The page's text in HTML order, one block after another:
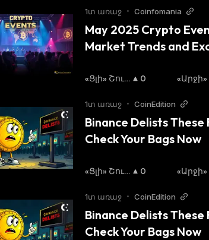
1տ առաջ • Coinfomania
May 2025 Crypto
Market Trends and
«Ցլի» Շուկ
0
1տ առաջ • CoinEdition
Binance Delists These
Check Your Bags Now
«Ցլի» Շուկ
0
1տ առաջ • CoinEdition
Binance Delists These
Check Your Bags Now